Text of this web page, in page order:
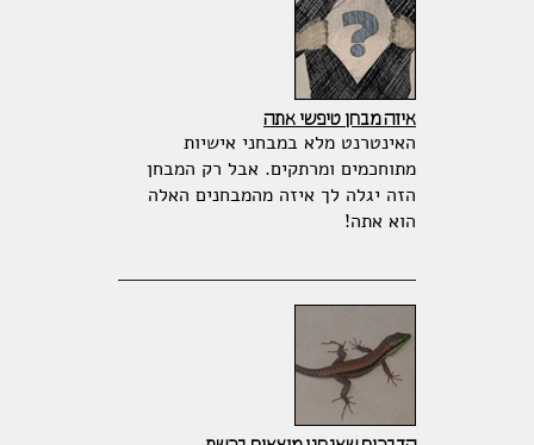
איזה מבחן טיפשי אתה
האינטרנט מלא במבחני אישיות
מתוחכמים ומרתקים. אבל רק המבחן
הזה יגלה לך איזה מהמבחנים האלה
הוא אתה!